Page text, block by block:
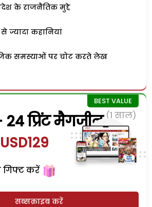
के राजनैतिक मुद्दे
से ज्यादा कहानियां
समस्याओं पर चोट करते लेख
24 प्रिंट मैगजीन (1 साल)
USD129
गिफ्ट करें
सब्सक्राइब करें